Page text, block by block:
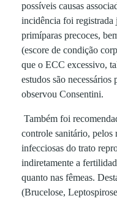
r
é
-
p
ú
b
possíveis causas
incidência foi registrada
primíparas precoces,
(escore de condição
que o ECC excessivo,
estudos são necessários
observou Consentini.
Também foi
controle sanitário, pelos
infecciosas do trato
indiretamente a
quanto nas fêmeas.
(Brucelose,